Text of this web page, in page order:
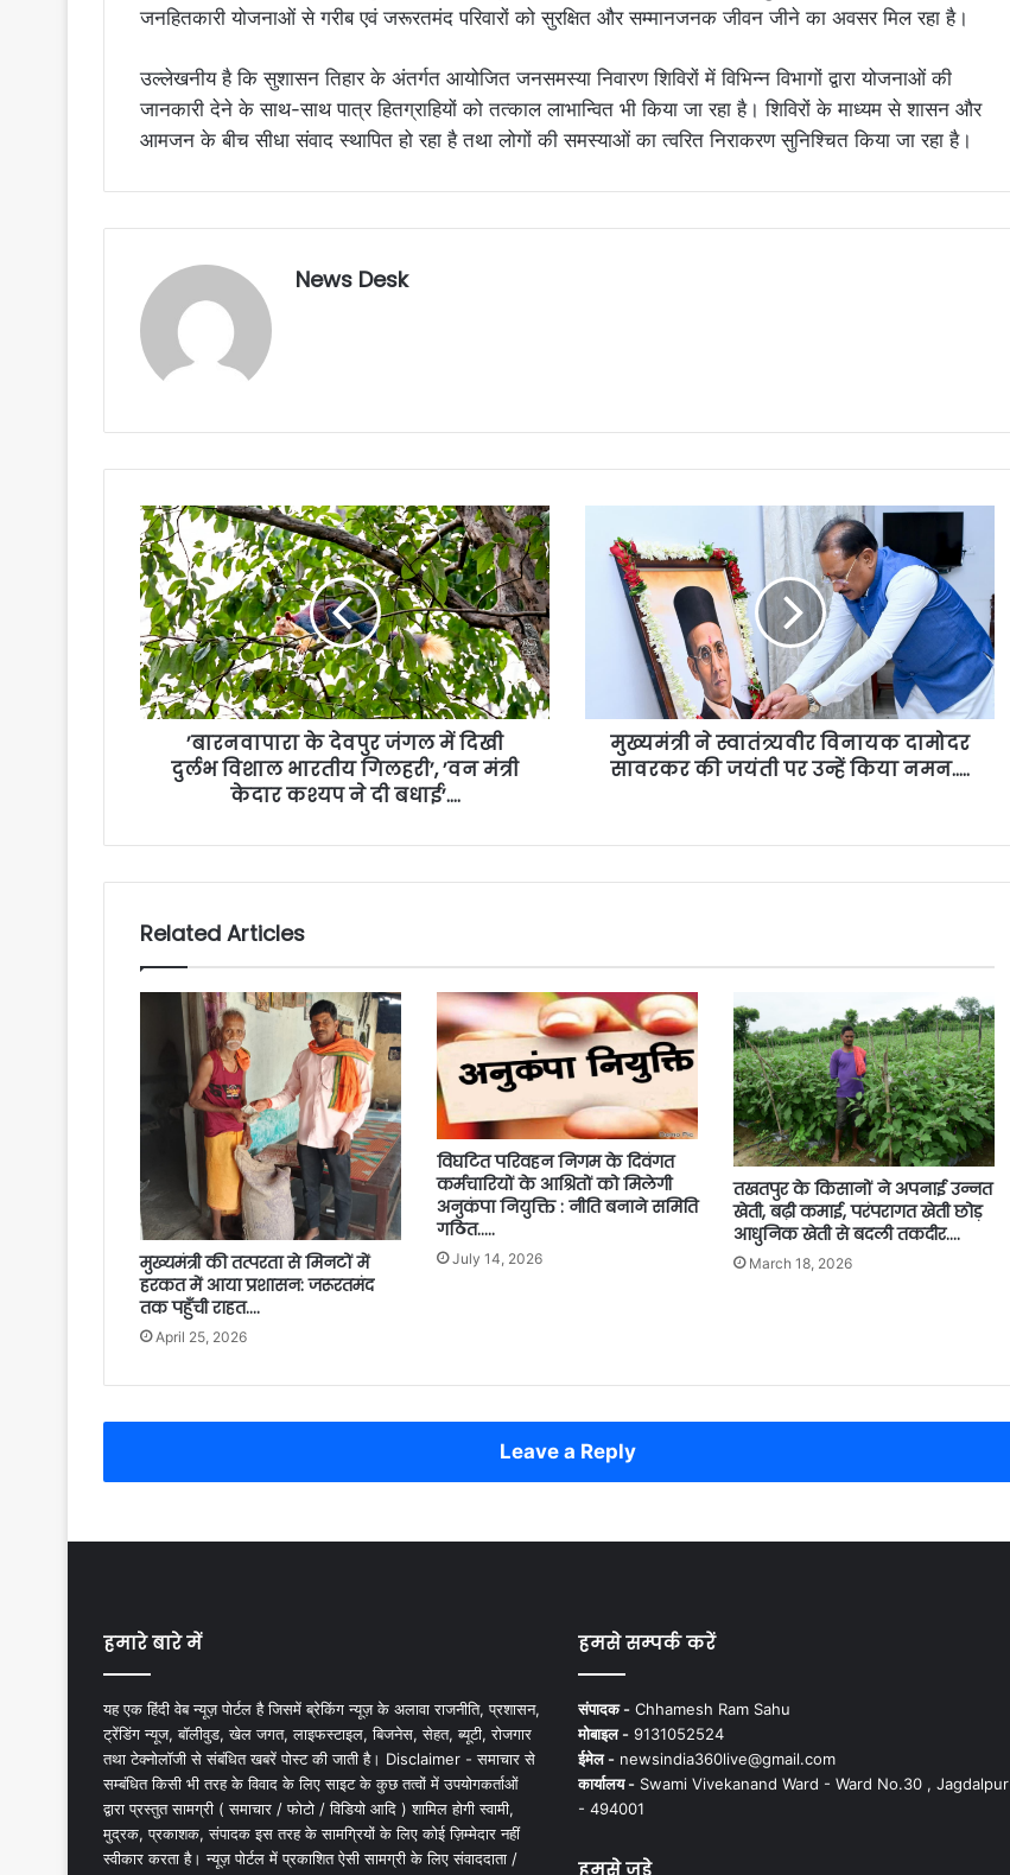
जनहितकारी योजनाओं से गरीब एवं जरूरतमंद परिवारों को सुरक्षित और सम्मानजनक जीवन जीने का अवसर मिल रहा है।
उल्लेखनीय है कि सुशासन तिहार के अंतर्गत आयोजित जनसमस्या निवारण शिविरों में विभिन्न विभागों द्वारा योजनाओं की
जानकारी देने के साथ-साथ पात्र हितग्राहियों को तत्काल लाभान्वित भी किया जा रहा है। शिविरों के माध्यम से शासन और
आमजन के बीच सीधा संवाद स्थापित हो रहा है तथा लोगों की समस्याओं का त्वरित निराकरण सुनिश्चित किया जा रहा है।
News Desk
’बारनवापारा के देवपुर जंगल में दिखी
दुर्लभ विशाल भारतीय गिलहरी’, ’वन मंत्री
केदार कश्यप ने दी बधाई’….
मुख्यमंत्री ने स्वातंत्र्यवीर विनायक दामोदर
सावरकर की जयंती पर उन्हें किया नमन…..
Related Articles
मुख्यमंत्री की तत्परता से मिनटों में
हरकत में आया प्रशासन: जरूरतमंद
तक पहुँची राहत….
April 25, 2026
विघटित परिवहन निगम के दिवंगत
कर्मचारियों के आश्रितों को मिलेगी
अनुकंपा नियुक्ति : नीति बनाने समिति
गठित…..
July 14, 2026
तखतपुर के किसानों ने अपनाई उन्नत
खेती, बढ़ी कमाई, परंपरागत खेती छोड़
आधुनिक खेती से बदली तकदीर….
March 18, 2026
Leave a Reply
हमारे बारे में
यह एक हिंदी वेब न्यूज़ पोर्टल है जिसमें ब्रेकिंग न्यूज़ के अलावा राजनीति, प्रशासन,
ट्रेंडिंग न्यूज, बॉलीवुड, खेल जगत, लाइफस्टाइल, बिजनेस, सेहत, ब्यूटी, रोजगार
तथा टेक्नोलॉजी से संबंधित खबरें पोस्ट की जाती है। Disclaimer - समाचार से
सम्बंधित किसी भी तरह के विवाद के लिए साइट के कुछ तत्वों में उपयोगकर्ताओं
द्वारा प्रस्तुत सामग्री ( समाचार / फोटो / विडियो आदि ) शामिल होगी स्वामी,
मुद्रक, प्रकाशक, संपादक इस तरह के सामग्रियों के लिए कोई ज़िम्मेदार नहीं
स्वीकार करता है। न्यूज़ पोर्टल में प्रकाशित ऐसी सामग्री के लिए संवाददाता /
हमसे सम्पर्क करें
संपादक -Chhamesh Ram Sahu
मोबाइल -9131052524
ईमेल - newsindia360live@gmail.com
कार्यालय -Swami Vivekanand Ward - Ward No.30 , Jagdalpur
- 494001
हमसे जुड़े